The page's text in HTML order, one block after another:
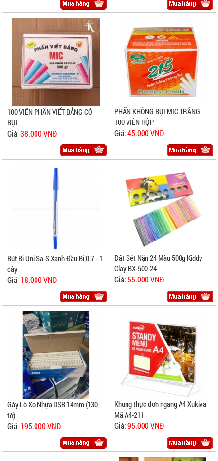
100 VIÊN PHẤN VIẾT BẢNG CÓ
BỤI
Giá:38.000 VNĐ
PHẤN KHÔNG BỤI MIC TRẮNG
100 VIÊN HỘP
Giá:45.000 VNĐ
Bút Bi Uni Sa-S Xanh Đầu Bi 0.7 - 1
cây
Giá: 18.000 VNĐ
Đất Sét Nặn 24 Màu 500g Kiddy
Clay BX-500-24
Giá: 55.000 VNĐ
Gáy Lò Xo Nhựa DSB 14mm (130
tờ)
Giá: 195.000 VNĐ
Khung thực đơn ngang A4 Xukiva
Mã A4-211
Giá:95.000 VNĐ